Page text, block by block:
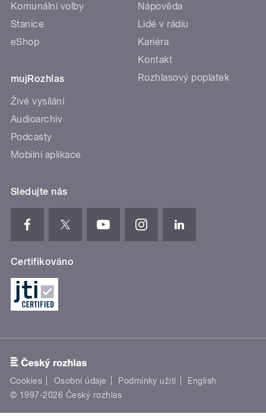
Komunální volby
Stanice
eShop
mujRozhlas
Živé vysílání
Audioarchiv
Podcasty
Mobilní aplikace
Nápověda
Lidé v rádiu
Kariéra
Kontakt
Rozhlasový poplatek
Sledujte nás
Certifikováno
Cookies Osobní údaje Podmínky užití
English
© 1997-2026 Český rozhlas